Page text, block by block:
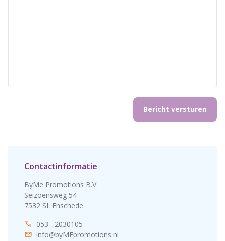
Contactinformatie
ByMe Promotions B.V.
Seizoensweg 54
7532 SL Enschede
053 - 2030105
info@byMEpromotions.nl